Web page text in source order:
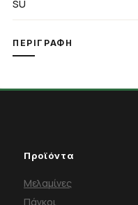
SU
ΠΕΡΙΓΡΑΦΉ
Προϊόντα
Μελαμίνες
Πάγκοι